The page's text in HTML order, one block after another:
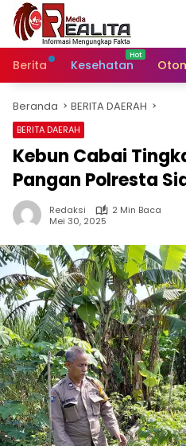
Langsung
konten
Berita
Kesehatan
Beranda BERITA DAERAH
BERITA DAERAH
Kebun Cabai
Pangan Polresta
Redaksi
2 Min Baca
Mei 30, 2025